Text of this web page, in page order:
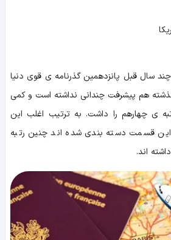
سال قبل پانزدهمین گذرنامه ی قوی دنیا
هم پیشرفت چندانی نداشته است و کمی
ی چهارهم را داشت. به ترتیب اغلب این
قسمت دسته بندی شده اند چنین رتبه